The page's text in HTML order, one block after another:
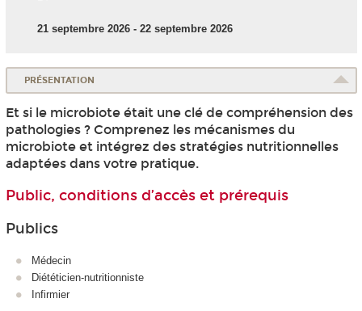
21 septembre 2026 - 22 septembre 2026
PRÉSENTATION
Et si le microbiote était une clé de compréhension des
pathologies ? Comprenez les mécanismes du
microbiote et intégrez des stratégies nutritionnelles
adaptées dans votre pratique.
Public, conditions d’accès et prérequis
Publics
Médecin
Diététicien-nutritionniste
Infirmier